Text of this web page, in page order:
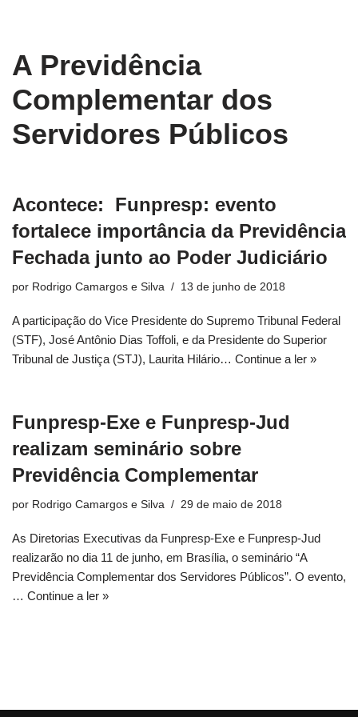
para
conteúdo
A Previdência
Complementar dos
Servidores Públicos
Acontece: Funpresp: evento
fortalece importância da Previdência
Fechada junto ao Poder Judiciário
por Rodrigo Camargos e Silva 13 de junho de 2018
A participação do Vice Presidente do Supremo Tribunal Federal
(STF), José Antônio Dias Toffoli, e da Presidente do Superior
Tribunal de Justiça (STJ), Laurita Hilário… Continue a ler »
Funpresp-Exe e Funpresp-Jud
realizam seminário sobre
Previdência Complementar
por Rodrigo Camargos e Silva 29 de maio de 2018
As Diretorias Executivas da Funpresp-Exe e Funpresp-Jud
realizarão no dia 11 de junho, em Brasília, o seminário “A
Previdência Complementar dos Servidores Públicos”. O evento,
… Continue a ler »